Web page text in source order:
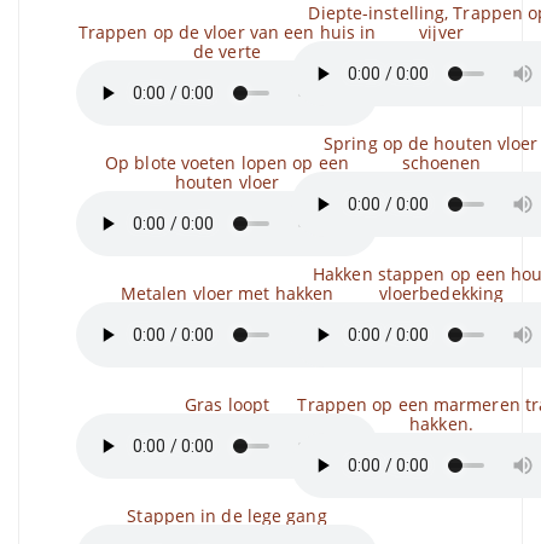
Trappen op de vloer van een huis in
de verte
Op blote voeten lopen op een
houten vloer
Metalen vloer met hakken
Gras loopt
Stappen in de lege gang
Diepte-instelling, Trappen
vijver
Spring op de houten
schoenen
Hakken stappen op een
vloerbedekking
Trappen op een marmeren
hakken.